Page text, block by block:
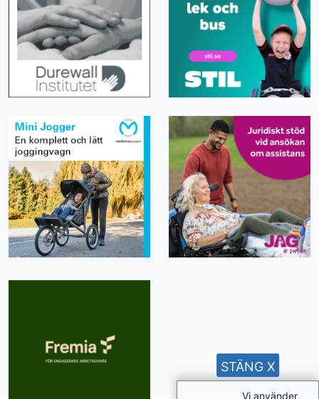
Vi använder
STÄNG X